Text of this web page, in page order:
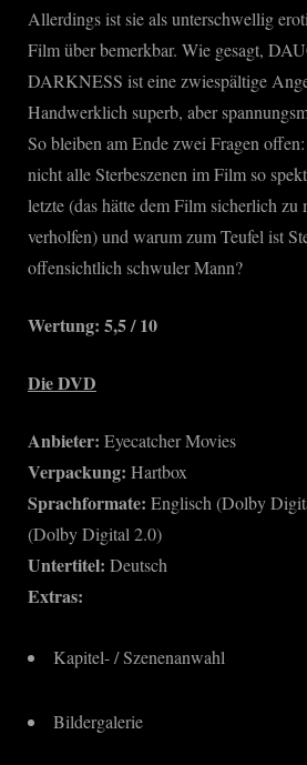
Allerdings ist sie als unterschwellig
Film über bemerkbar. Wie gesagt,
DARKNESS ist eine zwiespältige
Handwerklich superb, aber
So bleiben am Ende zwei Fragen
nicht alle Sterbeszenen im Film so
letzte (das hätte dem Film sicherlich zu
verholfen) und warum zum Teufel ist
offensichtlich schwuler Mann?
Wertung: 5,5 / 10
Die DVD
Anbieter: Eyecatcher Movies
Verpackung: Hartbox
Sprachformate: Englisch (Dolby
(Dolby Digital 2.0)
Untertitel: Deutsch
Extras:
Kapitel- / Szenenanwahl
Bildergalerie